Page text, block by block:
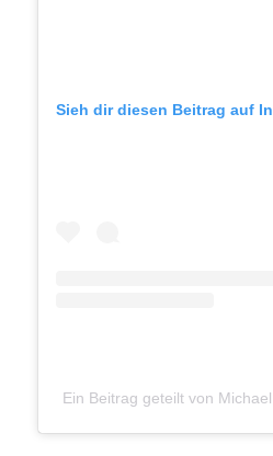
Sieh dir diesen Beitrag auf
Ein Beitrag geteilt von